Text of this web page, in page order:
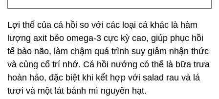
Lợi thế của cá hồi so với các loại cá khác là hàm
lượng axit béo omega-3 cực kỳ cao, giúp phục hồi
tế bào não, làm chậm quá trình suy giảm nhận thức
và củng cố trí nhớ. Cá hồi nướng có thể là bữa trưa
hoàn hảo, đặc biệt khi kết hợp với salad rau và lá
tươi và một lát bánh mì nguyên hạt.